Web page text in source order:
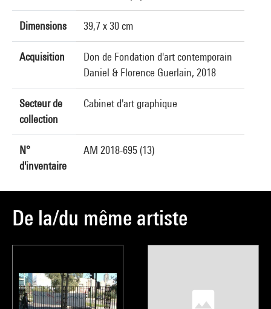
Dimensions 39,7 x 30 cm
Acquisition
Don de Fondation d'art contemporain
Daniel & Florence Guerlain, 2018
Secteur de
collection
Cabinet d'art graphique
N°
d'inventaire
AM 2018-695 (13)
De la/du même artiste